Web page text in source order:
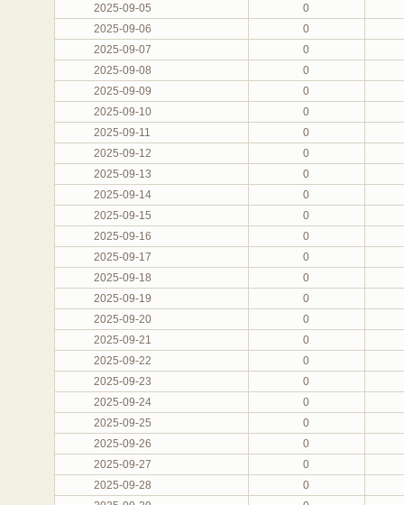
2025-09-05
0
2025-09-06
0
2025-09-07
0
2025-09-08
0
2025-09-09
0
2025-09-10
0
2025-09-11
0
2025-09-12
0
2025-09-13
0
2025-09-14
0
2025-09-15
0
2025-09-16
0
2025-09-17
0
2025-09-18
0
2025-09-19
0
2025-09-20
0
2025-09-21
0
2025-09-22
0
2025-09-23
0
2025-09-24
0
2025-09-25
0
2025-09-26
0
2025-09-27
0
2025-09-28
0